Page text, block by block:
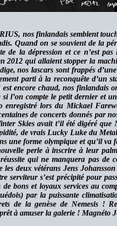
nos finlandais semblent
Quand on se souvient de la
de la dépression et ce n’est
2012 qui allaient stopper la
nos lascars sont frappés
parti à la reconquête d’un
encore chaud, nos finlandais
l’on compte le petit dernier et
enregistré lors du Mickael
de concerts donnés par
Skies avait t’il été digéré que
de vrais Lucky Luke du
une forme olympique et qu’il va
perle à inscrire à leur
qui ne manquera pas de
deux vétérans Jens
serviteur s’est précipité pour
bons et loyaux services au
par la puissante
de la genèse de Nemesis !
à amuser la galerie ! Magnéto